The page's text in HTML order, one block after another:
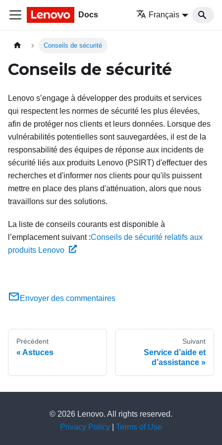
Docs Français
Conseils de sécurité
Conseils de sécurité
Lenovo s’engage à développer des produits et services
qui respectent les normes de sécurité les plus élevées,
afin de protéger nos clients et leurs données. Lorsque des
vulnérabilités potentielles sont sauvegardées, il est de la
responsabilité des équipes de réponse aux incidents de
sécurité liés aux produits Lenovo (PSIRT) d'effectuer des
recherches et d'informer nos clients pour qu'ils puissent
mettre en place des plans d'atténuation, alors que nous
travaillons sur des solutions.
La liste de conseils courants est disponible à
l’emplacement suivant :Conseils de sécurité relatifs aux
produits Lenovo
Envoyer des commentaires
Précédent
Astuces
Suivant
Service d’aide et
d’assistance
© 2026 Lenovo. All rights reserved.
Privacy Policy
Terms of Use